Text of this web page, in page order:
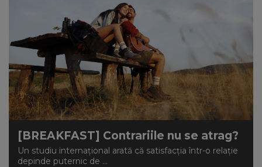
[BREAKFAST] Contrariile nu se atrag?
Un studiu internațional arată că satisfacția într-o relație
depinde puternic de ...